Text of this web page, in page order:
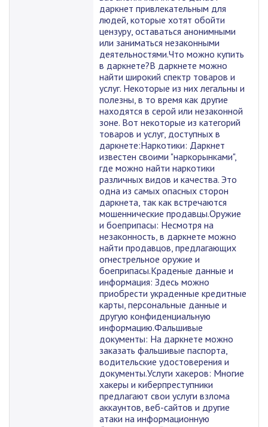
даркнет привлекательным для
людей, которые хотят обойти
цензуру, оставаться анонимными
или заниматься незаконными
деятельностями.Что можно купить
в даркнете?В даркнете можно
найти широкий спектр товаров и
услуг. Некоторые из них легальны и
полезны, в то время как другие
находятся в серой или незаконной
зоне. Вот некоторые из категорий
товаров и услуг, доступных в
даркнете:Наркотики: Даркнет
известен своими "наркорынками",
где можно найти наркотики
различных видов и качества. Это
одна из самых опасных сторон
даркнета, так как встречаются
мошеннические продавцы.Оружие
и боеприпасы: Несмотря на
незаконность, в даркнете можно
найти продавцов, предлагающих
огнестрельное оружие и
боеприпасы.Краденые данные и
информация: Здесь можно
приобрести украденные кредитные
карты, персональные данные и
другую конфиденциальную
информацию.Фальшивые
документы: На даркнете можно
заказать фальшивые паспорта,
водительские удостоверения и
документы.Услуги хакеров: Многие
хакеры и киберпреступники
предлагают свои услуги взлома
аккаунтов, веб-сайтов и другие
атаки на информационную